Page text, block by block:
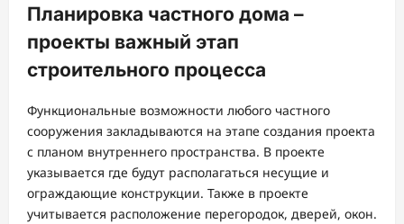
Планировка частного дома –
проекты важный этап
строительного процесса
Функциональные возможности любого частного
сооружения закладываются на этапе создания проекта
с планом внутреннего пространства. В проекте
указывается где будут располагаться несущие и
ограждающие конструкции. Также в проекте
учитывается расположение перегородок, дверей, окон.